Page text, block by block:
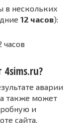
в нескольких
12 часов):
часов
аварии
также может
и
сайта,